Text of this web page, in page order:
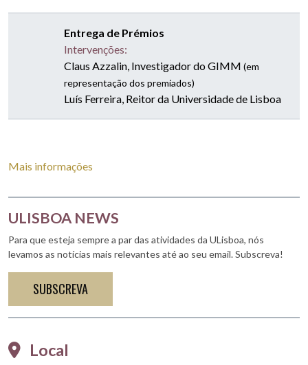
Entrega de Prémios
Intervenções:
Claus Azzalin, Investigador do GIMM (em
representação dos premiados)
Luís Ferreira, Reitor da Universidade de Lisboa
Mais informações
ULISBOA NEWS
Para que esteja sempre a par das atividades da ULisboa, nós
levamos as notícias mais relevantes até ao seu email. Subscreva!
SUBSCREVA
Local